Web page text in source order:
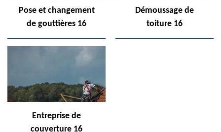
Pose et changement
de gouttières 16
Démoussage de
toiture 16
Entreprise de
couverture 16